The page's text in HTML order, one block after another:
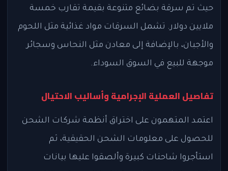
حيث تم سرقة بضائع متنوعة بقيمة تقارب خمسة
ملايين دولار. تشمل السرقات مواد غذائية مثل اللحوم
والأجبان، بالإضافة إلى معادن مثل النحاس وسجائر
موجهة للبيع في السوق السوداء.
تفاصيل العملية الإجرامية وأساليب الاحتيال
اعتمد المتهمون على اختراق أنظمة شركات الشحن
للحصول على معلومات الشحن الحقيقية، ثم
استأجروا شاحنات كبيرة وألصقوا عليها بيانات